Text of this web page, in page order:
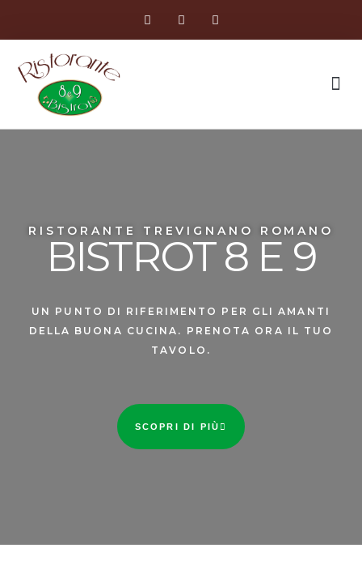
RISTORANTE TREVIGNANO ROMANO
BISTROT 8 E 9
UN PUNTO DI RIFERIMENTO PER GLI AMANTI
DELLA BUONA CUCINA. PRENOTA ORA IL TUO
TAVOLO.
SCOPRI DI PIÙ